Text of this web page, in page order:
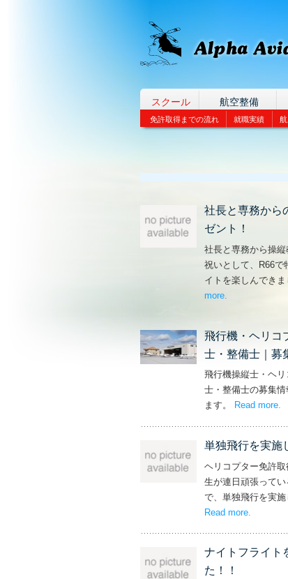
スクール 航空整備
免許取得までの流れ 就職実績
社長と専務から
ゼント！
社長と専務から操
祝いとして、R66で
イトを楽しんできま
more – ‘社長と専務
飛行機・ヘリ
士・整備士｜募
飛行機操縦士・ヘ
士・整備士の募集
ます。
Read more–
.
単独飛行を実施
ヘリコプター免許
生が連日頑張って
で、単独飛行を実施
Read more
ナイトフライト
た！！